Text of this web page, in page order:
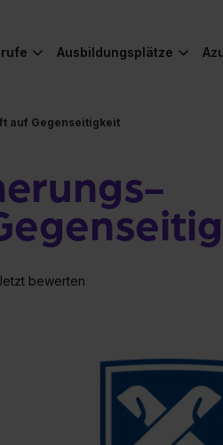
Ausbildungsplätze
auf Gegenseitigkeit
bewerten